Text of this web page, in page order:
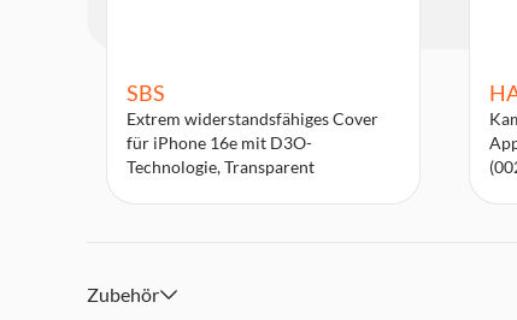
SBS
Extrem widerstandsfähiges Cover
für iPhone 16e mit D3O-
Technologie, Transparent
Zubehör